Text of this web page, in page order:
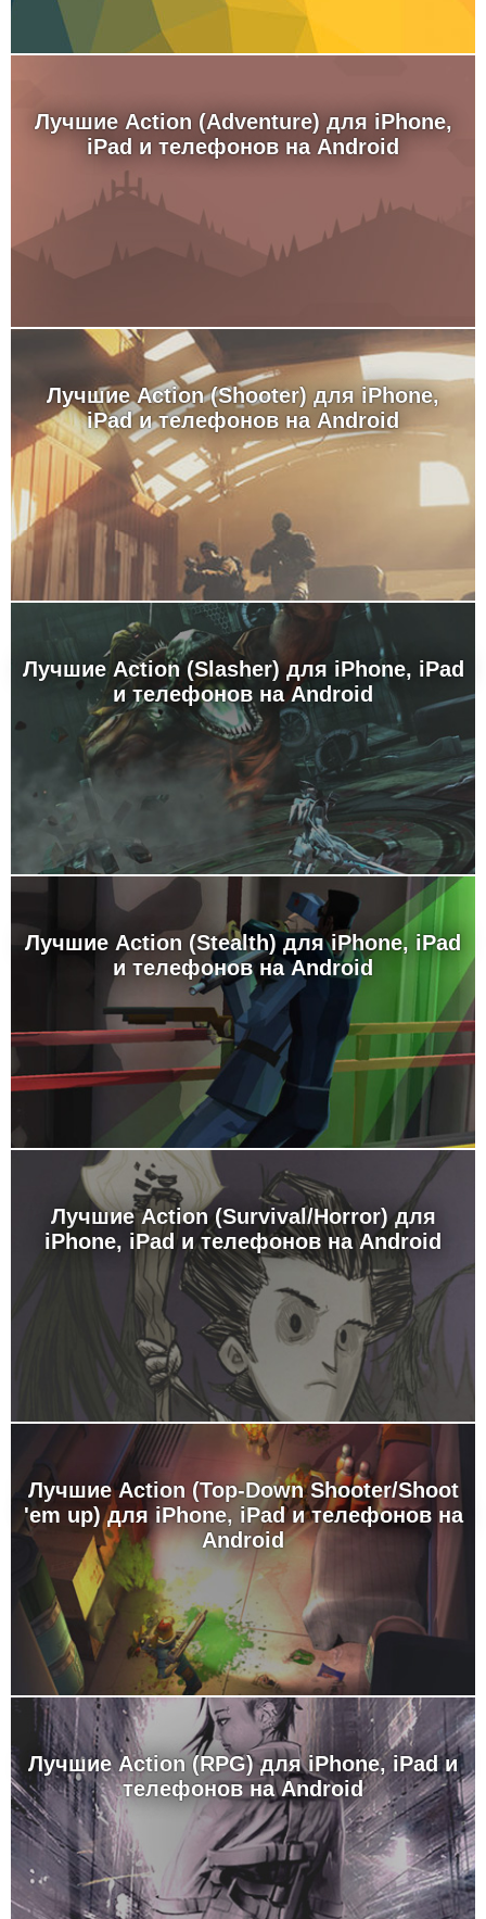
Лучшие Action (Adventure) для iPhone,
iPad и телефонов на Android
Лучшие Action (Shooter) для iPhone,
iPad и телефонов на Android
Лучшие Action (Slasher) для iPhone, iPad
и телефонов на Android
Лучшие Action (Stealth) для iPhone, iPad
и телефонов на Android
Лучшие Action (Survival/Horror) для
iPhone, iPad и телефонов на Android
Лучшие Action (Top-Down Shooter/Shoot
'em up) для iPhone, iPad и телефонов на
Android
Лучшие Action (RPG) для iPhone, iPad и
телефонов на Android